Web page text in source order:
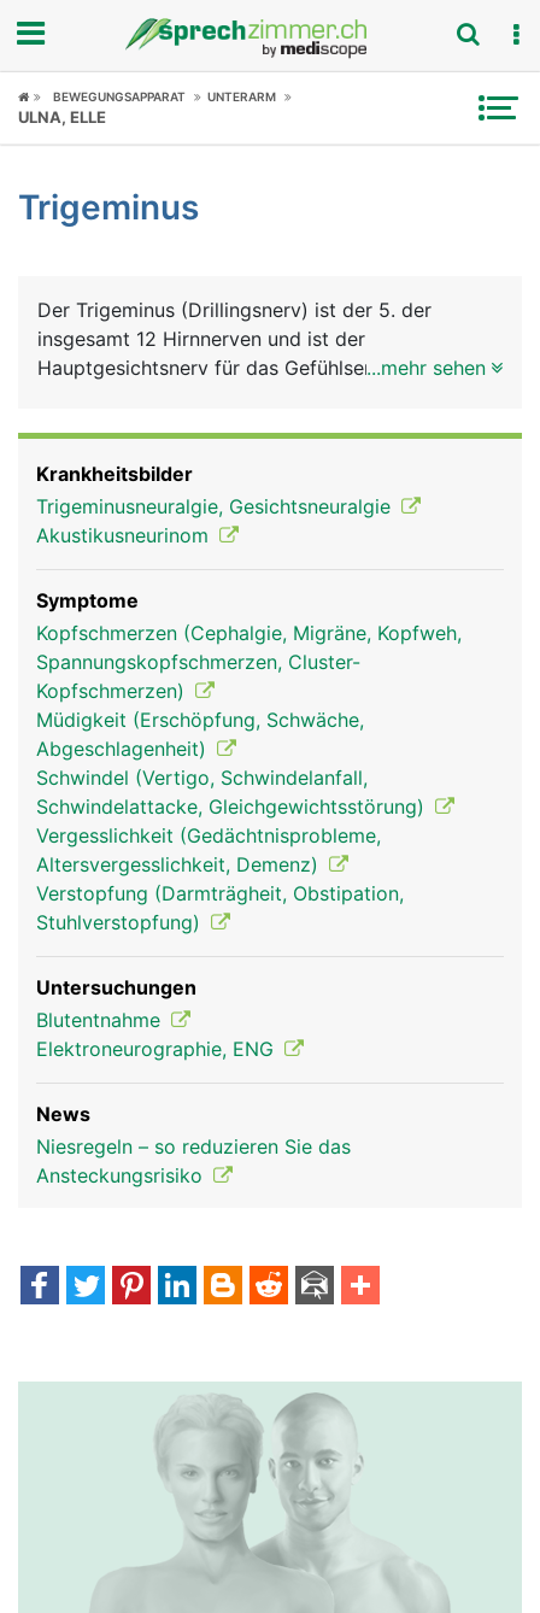
Fokus
Symptome
News
Rubriken
BEWEGUNGSAPPARAT UNTERARM
ULNA, ELLE
Trigeminus
Der Trigeminus (Drillingsnerv) ist der 5. der
insgesamt 12 Hirnnerven und ist der
Hauptgesichtsnerv für das Gefühlsempfinden im
verantwortlich ist; ein Oberkieferast, für das
Empfinden unter dem Auge, im Oberkieferbereich
und Oberlippe; und ein Unterkieferast, der für das
Empfinden im Unterkieferbereich verantwortlich
ist und die Kau- und Mundbodenmuskulatur
steuert.
Trigeminus Frau Trigeminus Mann
...mehr sehen
Krankheitsbilder
Trigeminusneuralgie, Gesichtsneuralgie
Akustikusneurinom
Symptome
Kopfschmerzen (Cephalgie, Migräne, Kopfweh,
Spannungskopfschmerzen, Cluster-
Kopfschmerzen)
Müdigkeit (Erschöpfung, Schwäche,
Abgeschlagenheit)
Schwindel (Vertigo, Schwindelanfall,
Schwindelattacke, Gleichgewichtsstörung)
Vergesslichkeit (Gedächtnisprobleme,
Altersvergesslichkeit, Demenz)
Verstopfung (Darmträgheit, Obstipation,
Stuhlverstopfung)
Untersuchungen
Blutentnahme
Elektroneurographie, ENG
News
Niesregeln – so reduzieren Sie das
Ansteckungsrisiko